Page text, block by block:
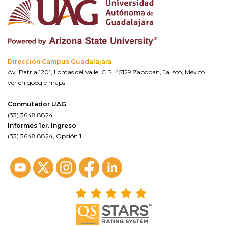
Dirección Campus Guadalajara
Av. Patria 1201, Lomas del Valle, C.P. 45129 Zapopan, Jalisco, México.
ver en google maps
Conmutador UAG
(33) 3648 8824
Informes 1er. Ingreso
(33) 3648 8824, Opción 1